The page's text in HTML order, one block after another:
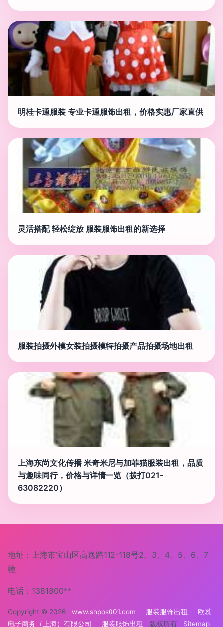
明桂卡通服装 专业卡通服饰出租，价格实惠厂家直供
灵活搭配 轻松绽放 服装服饰出租的新选择
服装拍摄外模女装拍摄模特拍摄产品拍摄场地出租
上海东尚文化传播 米奇米尼与加菲猫服装出租，品质
与趣味同行，价格与详情一览（拨打021-
63082220）
地址：上海市宝山区高逸路112-118号2、3、4、5、6、7
幢
电话：1381800**
Copyright © 2026 www.shpos001.com 服装服饰出租
欧慕
电子商务（上海）有限公司
服装服饰出租 版权所有 Sitemap